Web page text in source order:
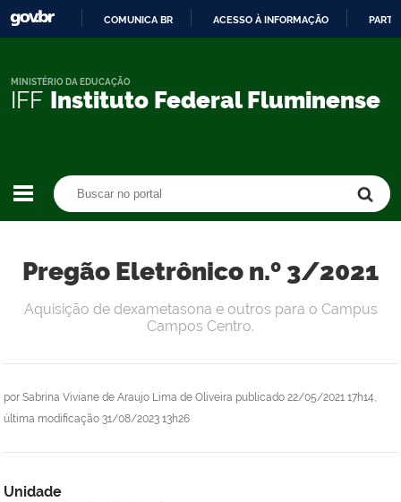
CONTEÚDO
COMUNICA BR ACESSO À INFORMAÇÃO
IFF Instituto Federal Fluminense
MINISTÉRIO DA EDUCAÇÃO
Pregão Eletrônico n.º 3/2021
por Sabrina Viviane de Araujo Lima de Oliveira publicado 22/05/2021 17h14,
última modificação 31/08/2023 13h26
Aquisição de dexametasona e outros para o Campus
Campos Centro.
Unidade